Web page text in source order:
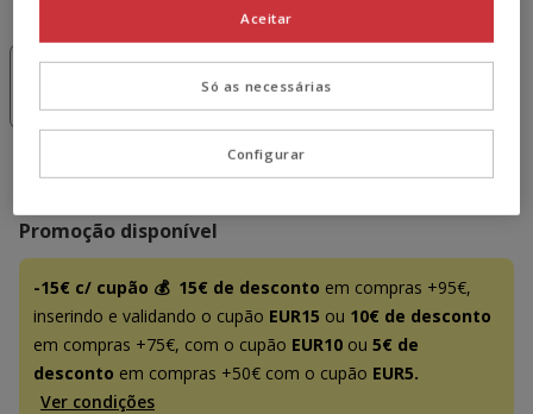
-15€ c/
cupão 💰
25.29€
70 cm
-15€ c/
cupão 💰
29.69€
Promoção disponível
-15€ c/ cupão 💰 15€ de desconto em compras +95€,
inserindo e validando o cupão EUR15 ou 10€ de desconto
em compras +75€, com o cupão EUR10 ou 5€ de
desconto em compras +50€ com o cupão EUR5.
Ver condições
Preço 29.69€
29.69€
Só as necessárias
Aceitar
Configurar